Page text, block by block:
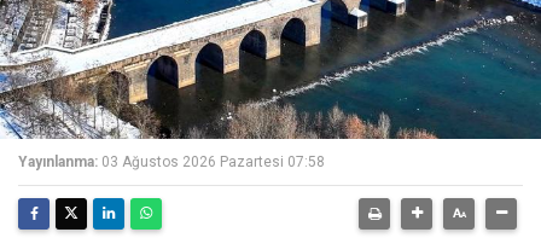
Yayınlanma: 03 Ağustos 2026 Pazartesi 07:58